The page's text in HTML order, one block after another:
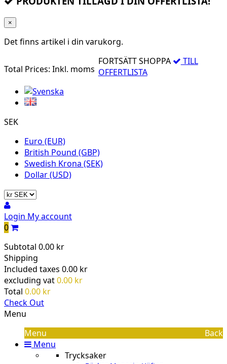
×
Det finns artikel i din varukorg.
Total Prices: Inkl. moms
FORTSÄTT SHOPPA
TILL
OFFERTLISTA
SEK
Euro (EUR)
British Pound (GBP)
Swedish Krona (SEK)
Dollar (USD)
Login My account
0
Subtotal 0.00 kr
Shipping
Included taxes 0.00 kr
excluding vat0.00 kr
Total 0.00 kr
Check Out
Menu
Menu
Back
Menu
Trycksaker